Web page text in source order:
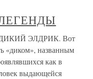
ЭЛДРИК. Вот
«диком», названным
как в
выдающейся